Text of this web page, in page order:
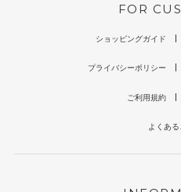
FOR
ショッピングガイド
プライバシーポリシー
ご利用規約
よくあ